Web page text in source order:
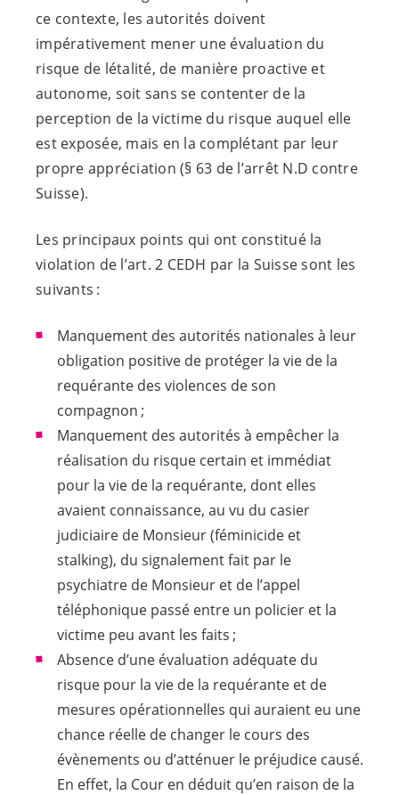
ce contexte, les autorités doivent
impérativement mener une évaluation du
risque de létalité, de manière proactive et
autonome, soit sans se contenter de la
perception de la victime du risque auquel elle
est exposée, mais en la complétant par leur
propre appréciation (§ 63 de l’arrêt N.D contre
Suisse).
Les principaux points qui ont constitué la
violation de l’art. 2 CEDH par la Suisse sont les
suivants :
Manquement des autorités nationales à leur
obligation positive de protéger la vie de la
requérante des violences de son
compagnon ;
Manquement des autorités à empêcher la
réalisation du risque certain et immédiat
pour la vie de la requérante, dont elles
avaient connaissance, au vu du casier
judiciaire de Monsieur (féminicide et
stalking), du signalement fait par le
psychiatre de Monsieur et de l’appel
téléphonique passé entre un policier et la
victime peu avant les faits ;
Absence d’une évaluation adéquate du
risque pour la vie de la requérante et de
mesures opérationnelles qui auraient eu une
chance réelle de changer le cours des
évènements ou d’atténuer le préjudice causé.
En effet, la Cour en déduit qu’en raison de la